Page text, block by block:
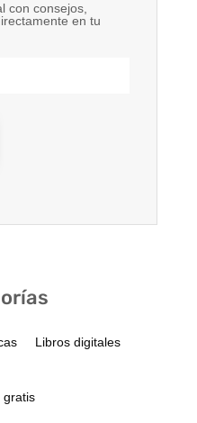
con consejos,
en tu
Libros digitales
gratis